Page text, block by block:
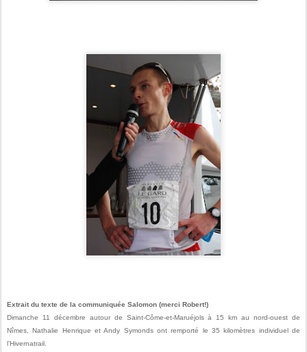
Extrait du texte de la communiquée Salomon (merci Robert!)
Dimanche 11 décembre autour de Saint-Côme-et-Maruéjols à 15 km au nord-ouest de
Nîmes, Nathalie Henrique etAndy Symondsont remporté le 35 kilomètres individuel de
l’Hivernatrail.